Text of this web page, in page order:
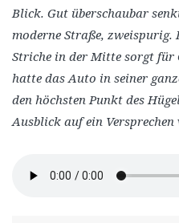
Blick. Gut überschaubar
moderne Straße, zweispurig.
Striche in der Mitte sorgt für
hatte das Auto in seiner
den höchsten Punkt des
Ausblick auf ein